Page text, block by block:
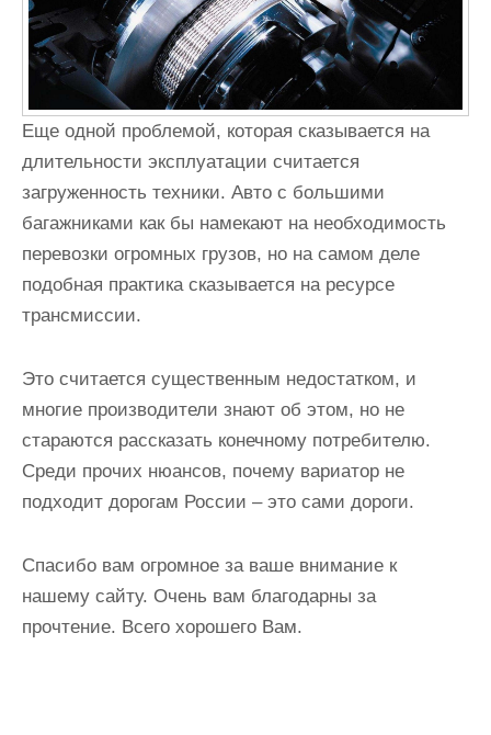
Еще одной проблемой, которая сказывается на
длительности эксплуатации считается
загруженность техники. Авто с большими
багажниками как бы намекают на необходимость
перевозки огромных грузов, но на самом деле
подобная практика сказывается на ресурсе
трансмиссии.
Это считается существенным недостатком, и
многие производители знают об этом, но не
стараются рассказать конечному потребителю.
Среди прочих нюансов, почему вариатор не
подходит дорогам России – это сами дороги.
Спасибо вам огромное за ваше внимание к
нашему сайту. Очень вам благодарны за
прочтение. Всего хорошего Вам.